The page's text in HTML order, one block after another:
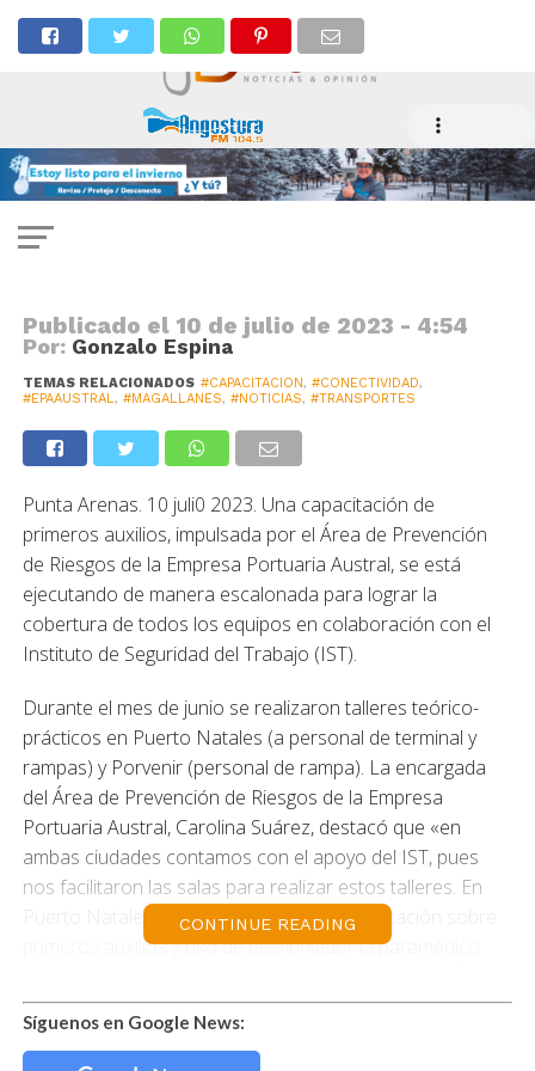
Equipo Epaustral se capacita en
Primeros Auxilios a lo largo de la
región
Publicado el 10 de julio de 2023 - 4:54
Por: Gonzalo Espina
TEMAS RELACIONADOS #CAPACITACION, #CONECTIVIDAD,
#EPAAUSTRAL, #MAGALLANES, #NOTICIAS, #TRANSPORTES
Punta Arenas. 10 juli0 2023. Una capacitación de
primeros auxilios, impulsada por el Área de Prevención
de Riesgos de la Empresa Portuaria Austral, se está
ejecutando de manera escalonada para lograr la
cobertura de todos los equipos en colaboración con el
Instituto de Seguridad del Trabajo (IST).
Durante el mes de junio se realizaron talleres teórico-
prácticos en Puerto Natales (a personal de terminal y
rampas) y Porvenir (personal de rampa). La encargada
del Área de Prevención de Riesgos de la Empresa
Portuaria Austral, Carolina Suárez, destacó que «en
ambas ciudades contamos con el apoyo del IST, pues
nos facilitaron las salas para realizar estos talleres. En
Puerto Natales estuvo a cargo de la capacitación sobre
primeros auxilios y uso de desfibrilador la paramédico
Salud de IST Natales, Celeste Pérez. En tanto, en Porvenir
el taller fue dictado por Cynthia Miranda, médico de IST
CONTINUE READING
Síguenos en Google News: